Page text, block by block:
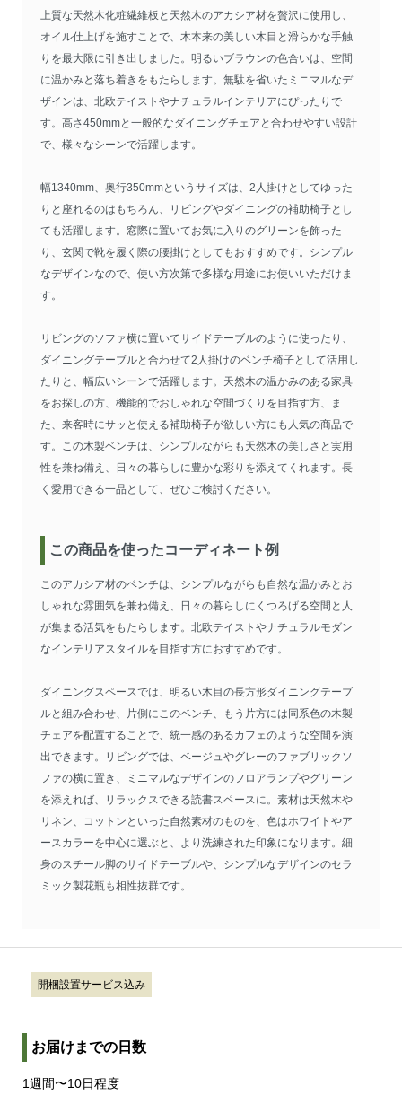
上質な天然木化粧繊維板と天然木のアカシア材を贅沢に使用し、
オイル仕上げを施すことで、木本来の美しい木目と滑らかな手触
りを最大限に引き出しました。明るいブラウンの色合いは、空間
に温かみと落ち着きをもたらします。無駄を省いたミニマルなデ
ザインは、北欧テイストやナチュラルインテリアにぴったりで
す。高さ450mmと一般的なダイニングチェアと合わせやすい設計
で、様々なシーンで活躍します。
幅1340mm、奥行350mmというサイズは、2人掛けとしてゆった
りと座れるのはもちろん、リビングやダイニングの補助椅子とし
ても活躍します。窓際に置いてお気に入りのグリーンを飾った
り、玄関で靴を履く際の腰掛けとしてもおすすめです。シンプル
なデザインなので、使い方次第で多様な用途にお使いいただけま
す。
リビングのソファ横に置いてサイドテーブルのように使ったり、
ダイニングテーブルと合わせて2人掛けのベンチ椅子として活用し
たりと、幅広いシーンで活躍します。天然木の温かみのある家具
をお探しの方、機能的でおしゃれな空間づくりを目指す方、ま
た、来客時にサッと使える補助椅子が欲しい方にも人気の商品で
す。この木製ベンチは、シンプルながらも天然木の美しさと実用
性を兼ね備え、日々の暮らしに豊かな彩りを添えてくれます。長
く愛用できる一品として、ぜひご検討ください。
この商品を使ったコーディネート例
このアカシア材のベンチは、シンプルながらも自然な温かみとお
しゃれな雰囲気を兼ね備え、日々の暮らしにくつろげる空間と人
が集まる活気をもたらします。北欧テイストやナチュラルモダン
なインテリアスタイルを目指す方におすすめです。
ダイニングスペースでは、明るい木目の長方形ダイニングテーブ
ルと組み合わせ、片側にこのベンチ、もう片方には同系色の木製
チェアを配置することで、統一感のあるカフェのような空間を演
出できます。リビングでは、ベージュやグレーのファブリックソ
ファの横に置き、ミニマルなデザインのフロアランプやグリーン
を添えれば、リラックスできる読書スペースに。素材は天然木や
リネン、コットンといった自然素材のものを、色はホワイトやア
ースカラーを中心に選ぶと、より洗練された印象になります。細
身のスチール脚のサイドテーブルや、シンプルなデザインのセラ
ミック製花瓶も相性抜群です。
開梱設置サービス込み
お届けまでの日数
1週間〜10日程度